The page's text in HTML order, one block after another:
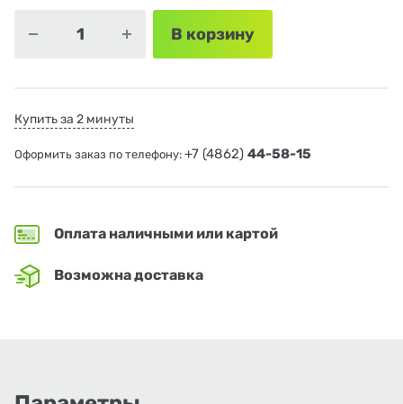
В корзину
Купить за 2 минуты
Оформить заказ по телефону: +7 (4862) 44-58-15
Оплата наличными или картой
Возможна доставка